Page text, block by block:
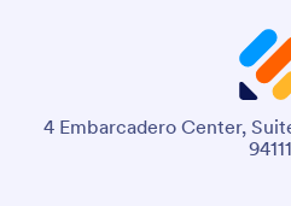
4 Embarcadero Center,
94111